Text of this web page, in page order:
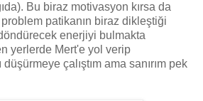
Bu biraz motivasyon kırsa da
patikanın biraz dikleştiği
enerjiyi bulmakta
yerlerde Mert'e yol verip
çalıştım ama sanırım pek